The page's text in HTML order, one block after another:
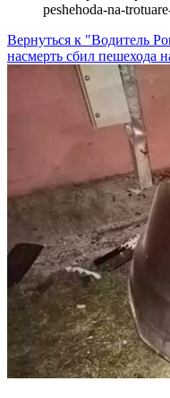
peshehoda-na-
Вернуться к "Водитель
насмерть сбил пешехода